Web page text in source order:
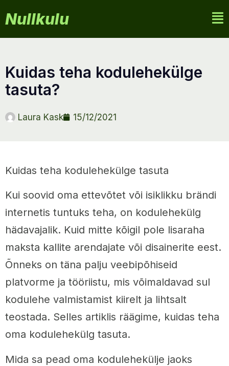
Nullkulu
kuidas teha kodulehekülge
tasuta?
Laura Kask 15/12/2021
Kuidas teha kodulehekülge tasuta
Kui soovid oma ettevõtet või isiklikku brändi
internetis tuntuks teha, on kodulehekülg
hädavajalik. Kuid mitte kõigil pole lisaraha
maksta kallite arendajate või disainerite eest.
Õnneks on täna palju veebipõhiseid
platvorme ja tööriistu, mis võimaldavad sul
kodulehe valmistamist kiirelt ja lihtsalt
teostada. Selles artiklis räägime, kuidas teha
oma kodulehekülg tasuta.
Mida sa pead oma kodulehekülje jaoks